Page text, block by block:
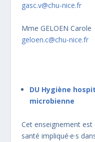
gasc.v@chu-nice.fr
Mme GELOEN Carole
geloen.c@chu-nice.fr
DU Hygiène
microbienne
Cet enseignement est
santé impliqué·e·s